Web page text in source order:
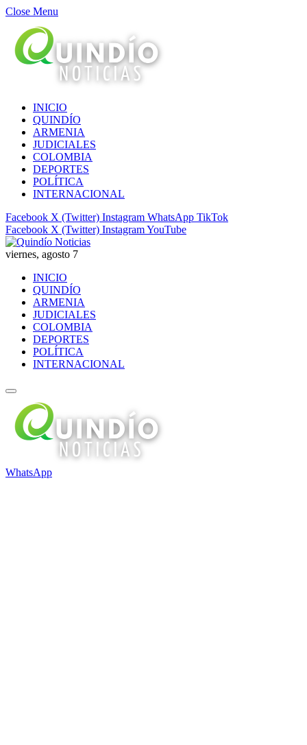
Close Menu
INICIO
QUINDÍO
ARMENIA
JUDICIALES
COLOMBIA
DEPORTES
POLÍTICA
INTERNACIONAL
Facebook X (Twitter) Instagram WhatsApp TikTok
Facebook X (Twitter) InstagramYouTube
viernes, agosto 7
INICIO
QUINDÍO
ARMENIA
JUDICIALES
COLOMBIA
DEPORTES
POLÍTICA
INTERNACIONAL
WhatsApp